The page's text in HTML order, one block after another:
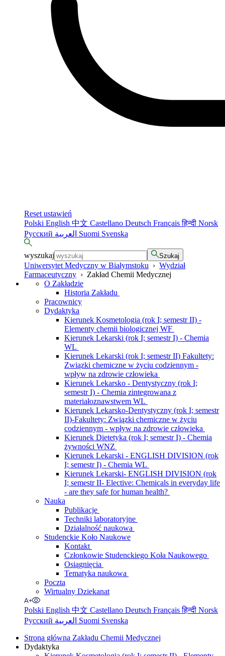
Reset ustawień
Polski English 中文 Castellano Deutsch Françaisहिन्दी Norsk
Русский
Suomi Svenska
wyszukaj Szukaj
Uniwersytet Medyczny w Białymstoku › Wydział
Farmaceutyczny › Zakład Chemii Medycznej
O Zakładzie
Historia Zakładu
Pracownicy
Dydaktyka
Kierunek Kosmetologia (rok I; semestr II) -
Elementy chemii biologicznej WF
Kierunek Lekarski (rok I; semestr I) - Chemia
WL
Kierunek Lekarski (rok I; semestr II) Fakultety:
Związki chemiczne w życiu codziennym -
wpływ na zdrowie człowieka
Kierunek Lekarsko - Dentystyczny (rok I;
semestr I) - Chemia zintegrowana z
materiałoznawstwem WL
Kierunek Lekarsko-Dentystyczny (rok I; semestr
II)-Fakultety: Związki chemiczne w życiu
codziennym - wpływ na zdrowie człowieka
Kierunek Dietetyka (rok I; semestr I) - Chemia
żywności WNZ
Kierunek Lekarski - ENGLISH DIVISION (rok
I; semestr I) - Chemia WL
Kierunek Lekarski- ENGLISH DIVISION (rok
I; semestr II- Elective: Chemicals in everyday life
- are they safe for human health?
Nauka
Publikacje
Techniki laboratoryjne
Działalność naukowa
Studenckie Koło Naukowe
Kontakt
Członkowie Studenckiego Koła Naukowego
Osiągnięcia
Tematyka naukowa
Poczta
Wirtualny Dziekanat
Polski English 中文 Castellano Deutsch Françaisहिन्दी Norsk
Русский
Suomi Svenska
Strona główna Zakładu Chemii Medycznej
Dydaktyka